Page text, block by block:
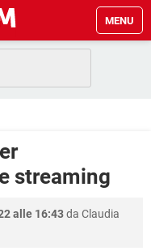
MENU
10
streaming
alle 16:43da Claudia